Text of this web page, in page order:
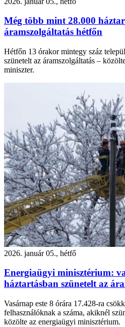
Még több mint 28.000
áramszolgáltatás hétfőn
Hétfőn 13 órakor mintegy száz
szünetelt az áramszolgáltatás –
miniszter.
2026. január 05., hétfő
Energiaügyi minisztérium:
háztartásban szünetelt az
Vasárnap este 8 órára 17.428-ra
felhasználóknak a száma, akiknél
közölte az energiaügyi minisztérium.